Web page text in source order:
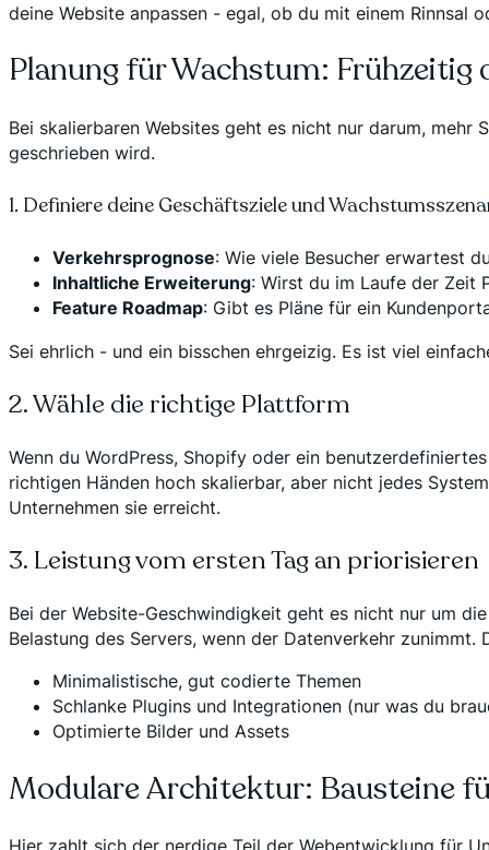
deine Website anpassen - egal, ob du mit einem Rinnsal
Planung für Wachstum: Frühzeitig
Bei skalierbaren Websites geht es nicht nur darum,
geschrieben wird.
1. Definiere deine Geschäftsziele und
Verkehrsprognose: Wie viele Besucher erwartest
Inhaltliche Erweiterung: Wirst du im Laufe der Zeit
Feature Roadmap: Gibt es Pläne für ein
Sei ehrlich - und ein bisschen ehrgeizig. Es ist viel
2. Wähle die richtige Plattform
Wenn du WordPress, Shopify oder ein
richtigen Händen hoch skalierbar, aber nicht jedes
Unternehmen sie erreicht.
3. Leistung vom ersten Tag an priorisieren
Bei der Website-Geschwindigkeit geht es nicht nur um
Belastung des Servers, wenn der Datenverkehr zunimmt.
Minimalistische, gut codierte Themen
Schlanke Plugins und Integrationen (nur was du
Optimierte Bilder und Assets
Modulare Architektur: Bausteine